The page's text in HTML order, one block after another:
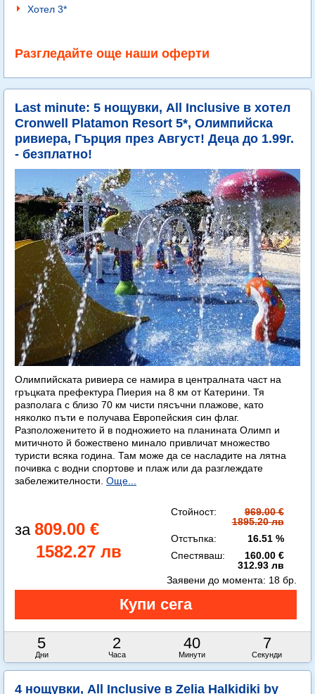
Хотел 3*
Разгледайте още наши оферти
Last minute: 5 нощувки, All Inclusive в хотел
Cronwell Platamon Resort 5*, Олимпийска
ривиера, Гърция през Август! Деца до 1.99г.
- безплатно!
Олимпийската ривиера се намира в централната част на
гръцката префектура Пиерия на 8 км от Катерини. Тя
разполага с близо 70 км чисти пясъчни плажове, като
няколко пъти е получава Европейския син флаг.
Разположенитето й в подножието на планината Олимп и
митичното й божествено минало привличат множество
туристи всяка година. Там може да се насладите на лятна
почивка с водни спортове и плаж или да разглеждате
забележителности. Още...
809.00 €
1582.27 лв
Стойност:
969.00 €
1895.20 лв
Отстъпка:
16.51 %
Спестяваш:
160.00 €
312.93 лв
5
Дни
2
Часа
40
Минути
6
Секунди
Заявени до момента: 18 бр.
4 нощувки, All Inclusive в Zelia Halkidiki by